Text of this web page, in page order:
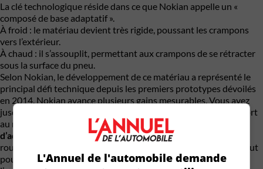
La clé technologique réside dans ce que Nokian appelle un «
composé de base adaptatif ».
À froid : le matériau devient très rigide, poussant les crampons
vers l’extérieur.
À chaud : il s’assouplit, permettant aux crampons de se rétracter
sous la surface du pneu.
Selon Nokian, le développement de ce matériau a représenté le
principal défi technique depuis les premiers prototypes dévoilés
en 2014. Nokian avance plusieurs gains mesurables. Vous avez
jusqu’à
par rapport
au modèle précédent
+10 % d’adhérence sur glace,
d’adhérence sur sol mouillé et une réduction du bruit de
roulement d’environ
Des chiffres intéressants, surtout
pour des marchés comme le Québec ou les pays nordiques où
L'Annuel de l'automobile demande